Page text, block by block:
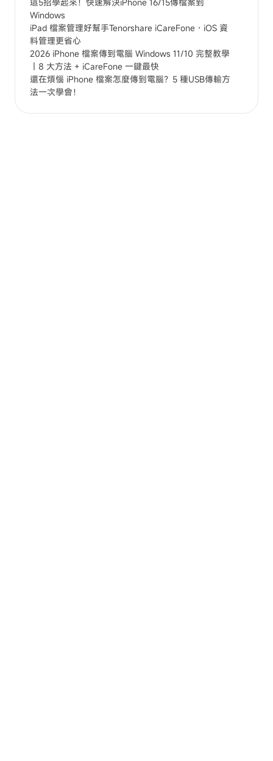
Windows
iPad 檔案管理好幫手Tenorshare iCareFone，iOS 資
料管理更省心
2026 iPhone 檔案傳到電腦 Windows 11/10 完整教學
｜8 大方法 + iCareFone 一鍵最快
還在煩惱 iPhone 檔案怎麼傳到電腦？5 種USB傳輸方
法一次學會！